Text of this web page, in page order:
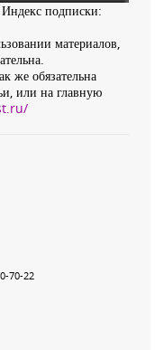
подписки:
материалов,
же обязательна
или на главную
70-22